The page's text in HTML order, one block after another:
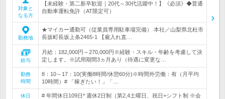
対象と
なる方
【未経験・第二新卒歓迎｜20代～30代活躍中！】《必須》◆普通
自動車運転免許（AT限定可）
勤務地
★マイカー通勤可（従業員専用駐車場完備） 本社／山梨県北杜市
長坂町長坂上条2465-1 【雇入れ直…
給与
月給：182,000円～270,000円※経験・スキル・年齢を考慮して決
定します。※試用期間3ヵ月あり（待遇に変更な…
勤務
時間
8：10～17：10(実働8時間/休憩60分)※時間外労働：有（月平均
10時間）# 「稼ぎたい！」「…
休日
# 年間休日109日* 週休2日制（第2,4土曜日、祝日+シフト制 ※会